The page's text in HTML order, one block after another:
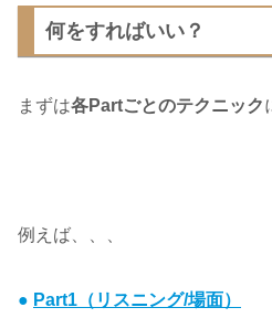
何をすればいい？
まずは各Partごとのテクニック
例えば、、、
● Part1（リスニング/場面）